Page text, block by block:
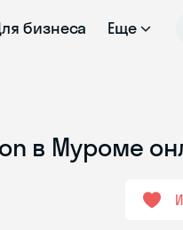
бизнеса Еще
в Муроме